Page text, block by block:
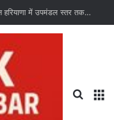
MWB News: मीडिया वेल बीइंग एसोसिएशन हरियाणा में उपमंडल स्तर तक संगठन का करेगी विस्तार : चंद्र शेखर धरणी